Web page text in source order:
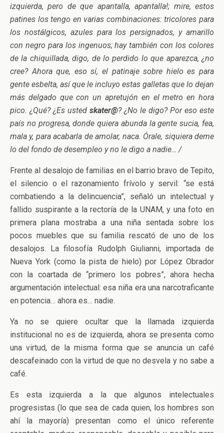
izquierda, pero de que apantalla, apantalla!; mire, estos
patines los tengo en varias combinaciones: tricolores para
los nostálgicos, azules para los persignados, y amarillo
con negro para los ingenuos; hay también con los colores
de la chiquillada, digo, de lo perdido lo que aparezca, ¿no
cree? Ahora que, eso sí, el patinaje sobre hielo es para
gente esbelta, así que le incluyo estas galletas que lo dejan
más delgado que con un apretujón en el metro en hora
pico. ¿Qué? ¿Es usted skater@? ¿No le digo? Por eso este
país no progresa, donde quiera abunda la gente sucia, fea,
mala y, para acabarla de amolar, naca. Órale, siquiera deme
lo del fondo de desempleo y no le digo a nadie… /
Frente al desalojo de familias en el barrio bravo de Tepito,
el silencio o el razonamiento frívolo y servil: “se está
combatiendo a la delincuencia”, señaló un intelectual y
fallido suspirante a la rectoría de la UNAM, y una foto en
primera plana mostraba a una niña sentada sobre los
pocos muebles que su familia rescató de uno de los
desalojos. La filosofía Rudolph Giulianni, importada de
Nueva York (como la pista de hielo) por López Obrador
con la coartada de “primero los pobres”, ahora hecha
argumentación intelectual: esa niña era una narcotraficante
en potencia… ahora es… nadie.
Ya no se quiere ocultar que la llamada izquierda
institucional no es de izquierda, ahora se presenta como
una virtud, de la misma forma que se anuncia un café
descafeinado con la virtud de que no desvela y no sabe a
café.
Es esta izquierda a la que algunos intelectuales
progresistas (lo que sea de cada quien, los hombres son
ahí la mayoría) presentan como el único referente